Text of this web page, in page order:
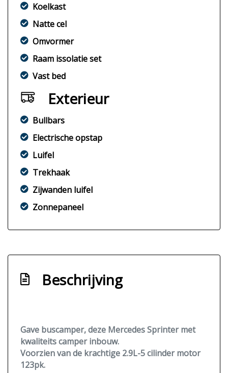
Koelkast
Natte cel
Omvormer
Raam issolatie set
Vast bed
Exterieur
Bullbars
Electrische opstap
Luifel
Trekhaak
Zijwanden luifel
Zonnepaneel
Beschrijving
Gave buscamper, deze Mercedes Sprinter met
kwaliteits camper inbouw.
Voorzien van de krachtige 2.9L-5 cilinder motor
123pk.